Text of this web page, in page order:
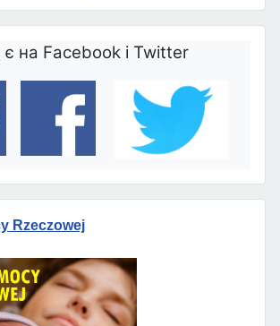
на Facebook і Twitter
Rzeczowej